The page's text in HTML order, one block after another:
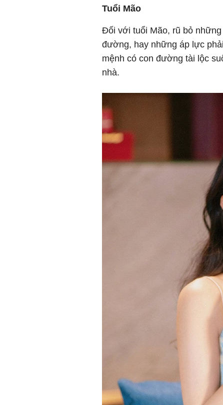
Tuổi Mão
Đối với tuổi Mão, rũ bỏ
đường, hay những áp lực
mệnh có con đường tài lộc
nhà.